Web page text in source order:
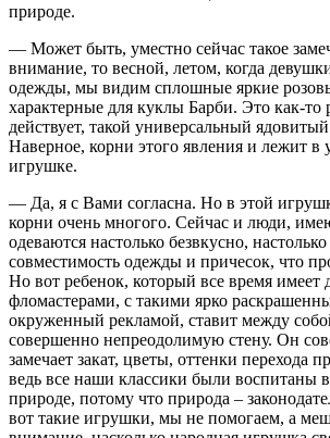
природе.
— Может быть, уместно сейчас такое
внимание, то весной, летом, когда
одежды, мы видим сплошные яркие
характерные для куклы Барби. Это как-то
действует, такой универсальный
Наверное, корни этого явления и лежит в
игрушке.
— Да, я с Вами согласна. Но в этой
корни очень многого. Сейчас и люди,
одеваются настолько безвкусно,
совместимость одежды и причесок, что
Но вот ребенок, который все время имеет
фломастерами, с такими ярко
окруженный рекламой, ставит между
совершенно непреодолимую стену. Он
замечает закат, цветы, оттенки перехода
ведь все наши классики были воспитаны в
природе, потому что природа –
вот такие игрушки, мы не помогаем, а